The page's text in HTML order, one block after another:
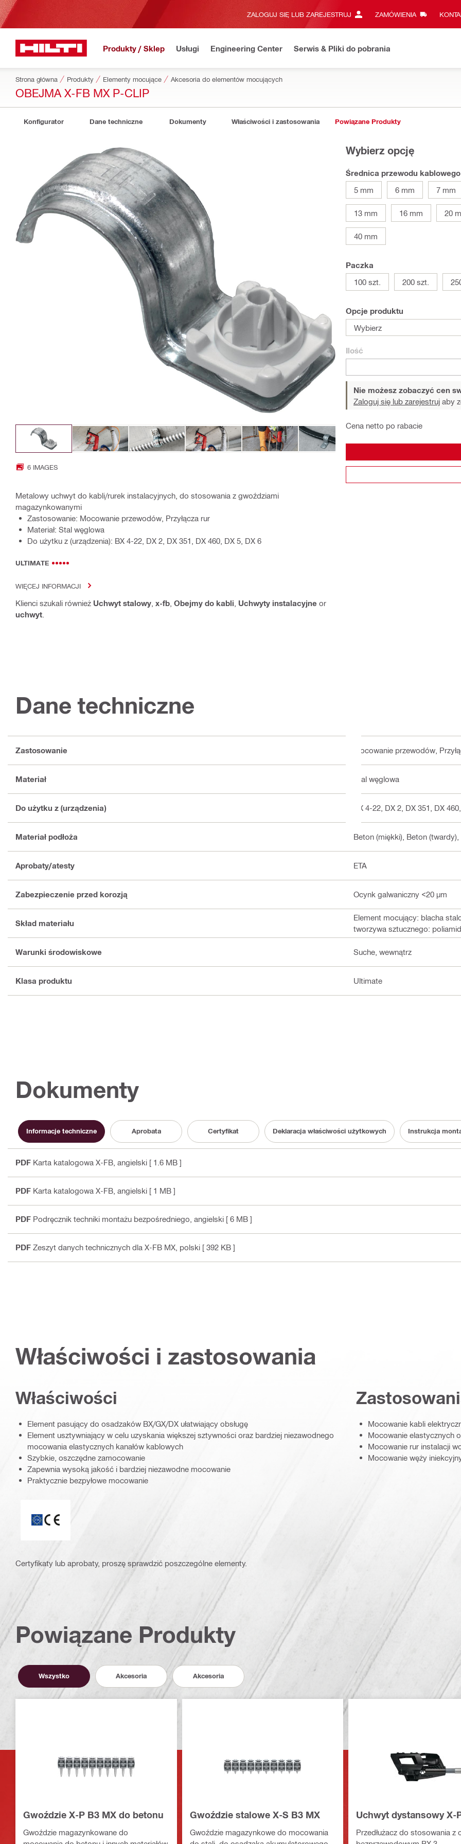
ZALOGUJ SIĘ LUB ZAREJESTRUJ ZAMÓWIENIA
Produkty / Sklep Usługi Engineering Center Serwis & Pliki do pobrania
Strona główna Produkty Elementy mocujące Akcesoria do elementów mocujących
OBEJMA X-FB MX P-CLIP
Konfigurator Dane techniczne Dokumenty Właściwości i zastosowania Powiązane Produkty
6 IMAGES
Metalowy uchwyt do kabli/rurek instalacyjnych, do stosowania z gwoździami
magazynkowanymi
Zastosowanie: Mocowanie przewodów, Przyłącza rur
Materiał: Stal węglowa
Do użytku z (urządzenia): BX 4-22, DX 2, DX 351, DX 460, DX 5, DX 6
ULTIMATE
WIĘCEJ INFORMACJI
Klienci szukali również Uchwyt stalowy x-fb Obejmy do kabli Uchwyty instalacyjne or
uchwyt
Wybierz opcję
Średnica przewodu kablowego
5 mm
6 mm 7 mm
13 mm 16 mm 20
40 mm
Paczka
100 szt.
200 szt.
Opcje produktu
Wybierz
Ilość
Nie możesz zobaczyć cen
Zaloguj się lub zarejestruj aby
Cena netto po rabacie
Dane techniczne
Zastosowanie Mocowanie przewodów,
Materiał Stal węglowa
Do użytku z (urządzenia) BX 4-22, DX 2, DX 351, DX
Materiał podłoża Beton (miękki), Beton
Aprobaty/atesty ETA
Zabezpieczenie przed korozją Ocynk galwaniczny <20 µm
Skład materiału
Element mocujący: blacha
tworzywa sztucznego:
Warunki środowiskowe Suche, wewnątrz
Klasa produktu Ultimate
Dokumenty
Informacje techniczne Aprobata Certyfikat Deklaracja właściwości użytkowych Instrukcja
PDF Karta katalogowa X-FB , angielski [ 1.6 MB ]
PDF Karta katalogowa X-FB , angielski [ 1 MB ]
PDF Podręcznik techniki montażu bezpośredniego , angielski [ 6 MB ]
PDF Zeszyt danych technicznych dla X-FB MX , polski [ 392 KB ]
Właściwości i zastosowania
Właściwości
Element pasujący do osadzaków BX/GX/DX ułatwiający obsługę
Element usztywniający w celu uzyskania większej sztywności oraz bardziej niezawodnego
mocowania elastycznych kanałów kablowych
Szybkie, oszczędne zamocowanie
Zapewnia wysoką jakość i bardziej niezawodne mocowanie
Praktycznie bezpyłowe mocowanie
Mocowanie kabli
Mocowanie elastycznych
Mocowanie rur instalacji
Mocowanie węży
Certyfikaty lub aprobaty, proszę sprawdzić poszczególne elementy.
Powiązane Produkty
Wszystko Akcesoria Akcesoria
Gwoździe X-P B3 MX do betonu
Gwoździe magazynkowane do
Gwoździe stalowe X-S B3 MX
Gwoździe magazynkowe do mocowania
Uchwyt dystansowy X-
Przedłużacz do stosowania z